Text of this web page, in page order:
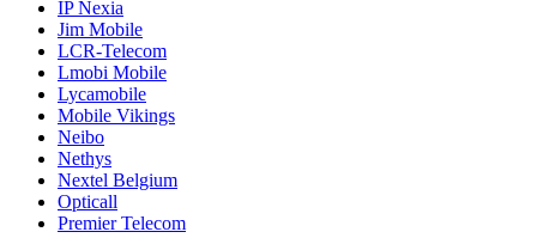
IP Nexia
Jim Mobile
LCR-Telecom
Lmobi Mobile
Lycamobile
Mobile Vikings
Neibo
Nethys
Nextel Belgium
Opticall
Premier Telecom